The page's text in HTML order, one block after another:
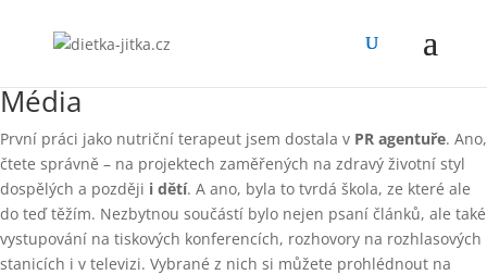
Média
První práci jako nutriční terapeut jsem dostala v PR agentuře. Ano,
čtete správně – na projektech zaměřených na zdravý životní styl
dospělých a později i dětí. A ano, byla to tvrdá škola, ze které ale
do teď těžím. Nezbytnou součástí bylo nejen psaní článků, ale také
vystupování na tiskových konferencích, rozhovory na rozhlasových
stanicích i v televizi. Vybrané z nich si můžete prohlédnout na